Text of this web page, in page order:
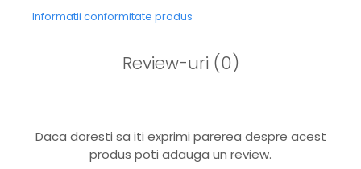
Informatii conformitate produs
Review-uri (0)
Daca doresti sa iti exprimi parerea despre acest
produs poti adauga un review.